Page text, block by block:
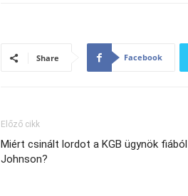
Share Facebook
Előző cikk
Miért csinált lordot a KGB ügynök
Johnson?